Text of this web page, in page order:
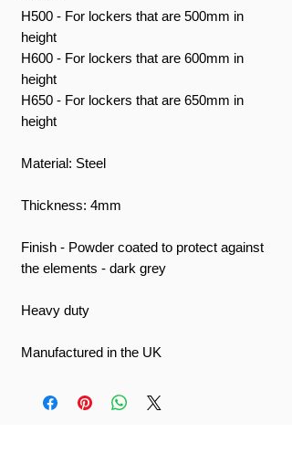
H500 - For lockers that are 500mm in
height
H600 - For lockers that are 600mm in
height
H650 - For lockers that are 650mm in
height
Material: Steel
Thickness: 4mm
Finish - Powder coated to protect against
the elements - dark grey
Heavy duty
Manufactured in the UK